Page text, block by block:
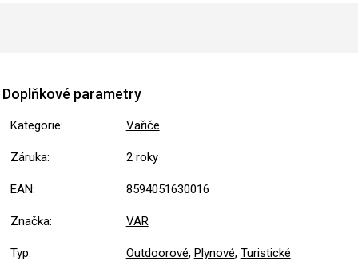
Doplňkové parametry
Kategorie: Vařiče
Záruka: 2 roky
EAN: 8594051630016
Značka: VAR
Typ: Outdoorové, Plynové, Turistické